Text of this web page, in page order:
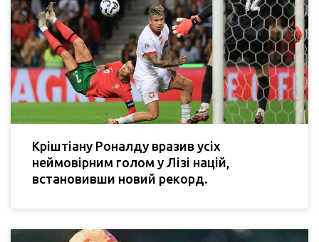
Кріштіану Роналду вразив усіх
неймовірним голом у Лізі націй,
встановивши новий рекорд.